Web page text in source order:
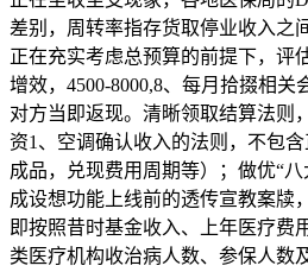
差别，周转率指存货取停业收入之
正在充实考虑总预算的前提下，评
增效，4500-8000,8、每月拾掇相关
对方当即返现。清晰领取结算法则
资1、空调确认收入的法则，不包
成品，兑现费用周期等）；做优“
成设想功能上线前的透传宣教案牍
即按照昔时基金收入、上年医疗费
类医疗机构收治病人数、参保人数